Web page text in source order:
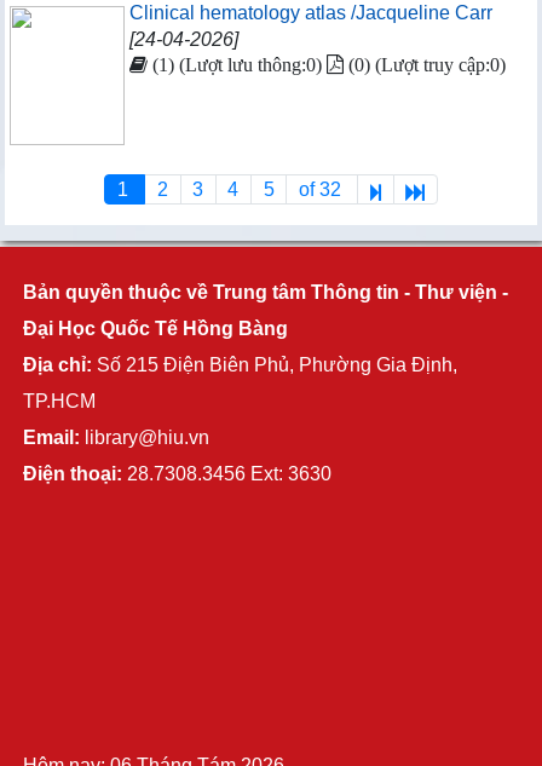
Clinical hematology atlas /Jacqueline Carr
[24-04-2026]
(1) (Lượt lưu thông:0) (0) (Lượt truy cập:0)
1 2 3 4 5 of 32
Bản quyền thuộc về Trung tâm Thông tin - Thư viện -
Đại Học Quốc Tế Hồng Bàng
Địa chỉ: Số 215 Điện Biên Phủ, Phường Gia Định,
TP.HCM
Email: library@hiu.vn
Điện thoại: 28.7308.3456 Ext: 3630